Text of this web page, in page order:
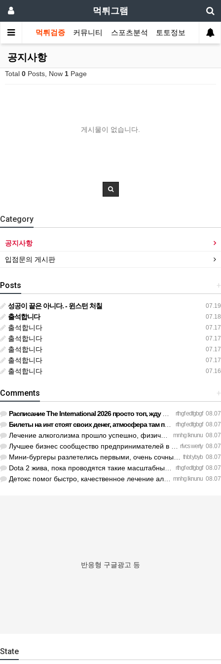
먹튀그램
먹튀검증 커뮤니티 스포츠분석 토토정보
공지사항
Total 0 Posts, Now 1 Page
게시물이 없습니다.
Category
공지사항
입점문의 게시판
+
Posts
07.19
성공이 끝은 아니다. - 윈스턴 처칠
07.18
출석합니다
07.17
출석합니다
07.17
출석합니다
07.17
출석합니다
07.17
출석합니다
07.16
출석합니다
+
Comments
rthgf edfgbgf 08.07
Расписание The International 2026 просто топ, жду финал! htt…
rthgf edfgbgf 08.07
Билеты на инт стоят своих денег, атмосфера там просто непере…
mnhg lknunu 08.07
Лечение алкоголизма прошло успешно, физической тяги больше н…
rfvcs werty 08.07
Лучшее бизнес сообщество предпринимателей в Санкт-Петербурге…
thbt ybyb 08.07
Мини-бургеры разлетелись первыми, очень сочные. https://inte…
rthgf edfgbgf 08.07
Dota 2 жива, пока проводятся такие масштабные турниры. https…
mnhg lknunu 08.07
Детокс помог быстро, качественное лечение алкоголизма Санкт-…
반응형 구글광고 등
State